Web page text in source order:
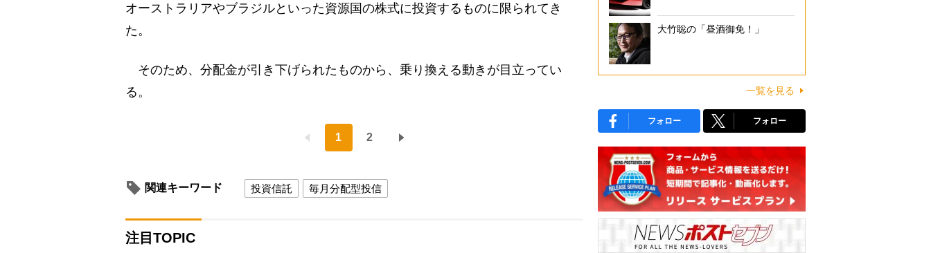
オーストラリアやブラジルといった資源国の株式に投資するものに限られてき
た。
そのため、分配金が引き下げられたものから、乗り換える動きが目立ってい
る。
1 2
関連キーワード 投資信託 毎月分配型投信
注目TOPIC
大竹聡の「昼酒御免！」
一覧を見る
フォロー フォロー